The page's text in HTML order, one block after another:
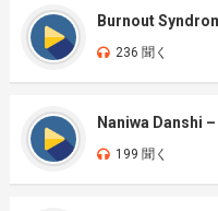
Burnout
236 聞く
Naniwa Danshi
199 聞く